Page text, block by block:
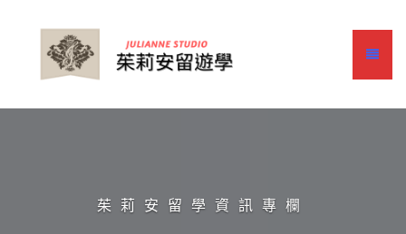
茱莉安留學資訊專欄